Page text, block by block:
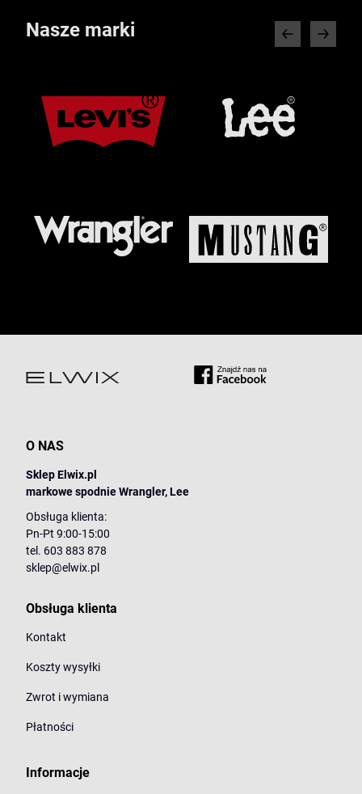
Nasze marki
O NAS
Sklep Elwix.pl
markowe spodnie Wrangler, Lee
Obsługa klienta:
Pn-Pt 9:00-15:00
tel. 603 883 878
sklep@elwix.pl
Obsługa klienta
Kontakt
Koszty wysyłki
Zwrot i wymiana
Płatności
Informacje